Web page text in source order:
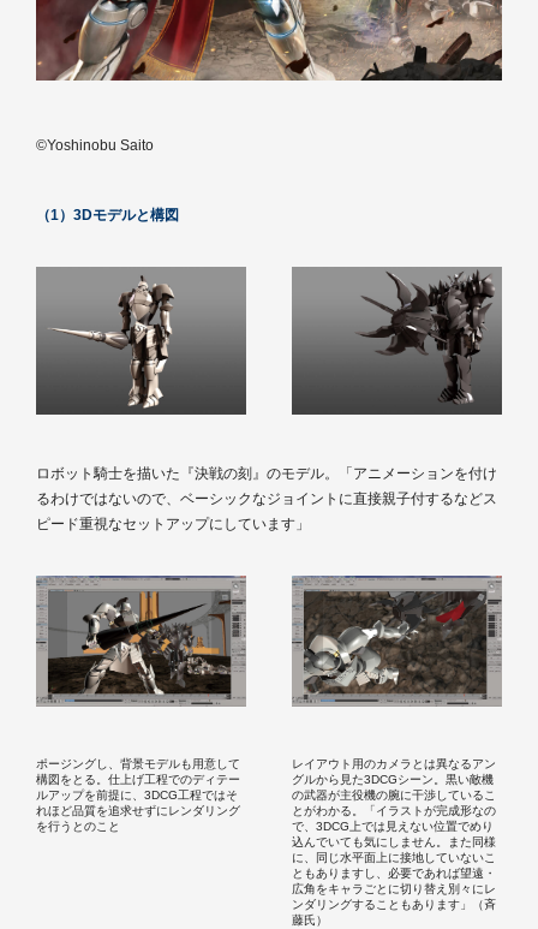
©Yoshinobu Saito
（1）3Dモデルと構図
ロボット騎士を描いた『決戦の刻』のモデル。「アニメーションを付け
るわけではないので、ベーシックなジョイントに直接親子付するなどス
ピード重視なセットアップにしています」
ポージングし、背景モデルも用意して
構図をとる。仕上げ工程でのディテー
ルアップを前提に、3DCG工程ではそ
れほど品質を追求せずにレンダリング
を行うとのこと
レイアウト用のカメラとは異なるアン
グルから見た3DCGシーン。黒い敵機
の武器が主役機の腕に干渉しているこ
とがわかる。「イラストが完成形なの
で、3DCG上では見えない位置でめり
込んでいても気にしません。また同様
に、同じ水平面上に接地していないこ
ともありますし、必要であれば望遠・
広角をキャラごとに切り替え別々にレ
ンダリングすることもあります」（斉
藤氏）